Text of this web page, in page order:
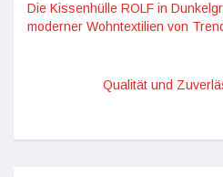
Die Kissenhülle ROLF in
moderner Wohntextilien von
Qualität und